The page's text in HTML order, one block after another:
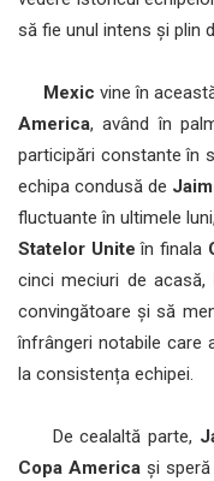
să fie unul intens și plin
Mexic vine în
America, având în
participări constante în
echipa condusă de
fluctuante în ultimele
Statelor Unite în finala
cinci meciuri de acasă,
convingătoare și să
înfrângeri notabile care
la consistența echipei.
De cealaltă parte,
Copa America și